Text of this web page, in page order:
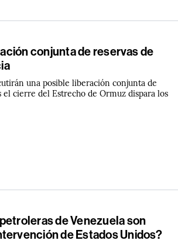
conjunta de reservas de
una posible liberación conjunta de
cierre del Estrecho de Ormuz dispara los
de Venezuela son
de Estados Unidos?